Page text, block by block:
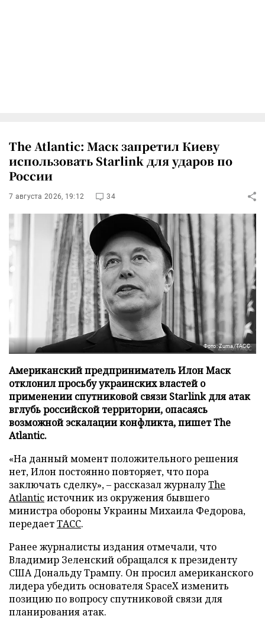
The Atlantic: Маск запретил Киеву
использовать Starlink для ударов по
России
7 августа 2026, 19:12 34
Фото: Zuma/ТАСС
Американский предприниматель Илон Маск
отклонил просьбу украинских властей о
применении спутниковой связи Starlink для атак
вглубь российской территории, опасаясь
возможной эскалации конфликта, пишет The
Atlantic.
«На данный момент положительного решения
нет, Илон постоянно повторяет, что пора
заключать сделку», – рассказал журналуThe
Atlanticисточник из окружения бывшего
министра обороны Украины Михаила Федорова,
передаетТАСС.
Ранее журналисты издания отмечали, что
Владимир Зеленский обращался к президенту
США Дональду Трампу. Он просил американского
лидера убедить основателя SpaceX изменить
позицию по вопросу спутниковой связи для
планирования атак.